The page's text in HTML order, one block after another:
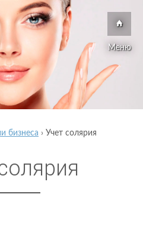
Меню
бизнеса › Учет солярия